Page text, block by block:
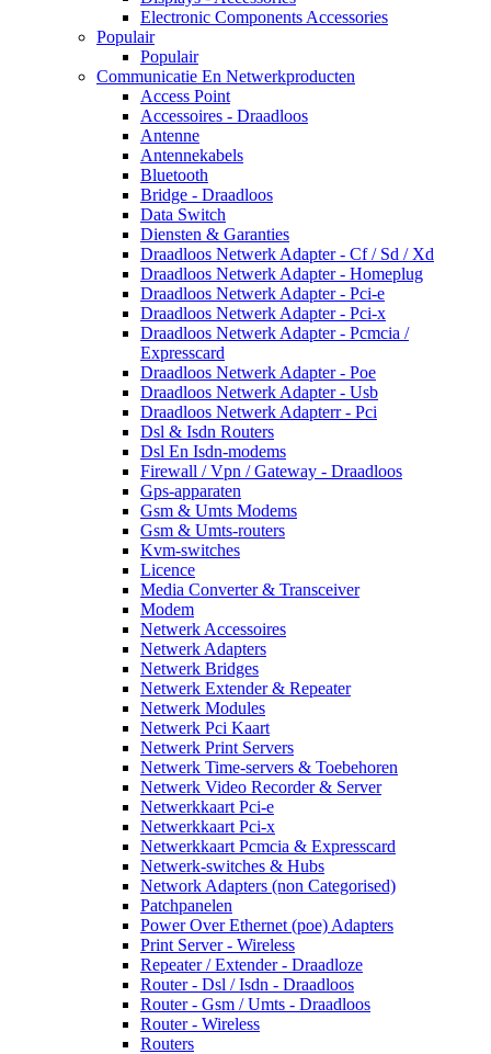
Electronic Components Accessories
Populair
Populair
Communicatie En Netwerkproducten
Access Point
Accessoires - Draadloos
Antenne
Antennekabels
Bluetooth
Bridge - Draadloos
Data Switch
Diensten & Garanties
Draadloos Netwerk Adapter - Cf / Sd / Xd
Draadloos Netwerk Adapter - Homeplug
Draadloos Netwerk Adapter - Pci-e
Draadloos Netwerk Adapter - Pci-x
Draadloos Netwerk Adapter - Pcmcia /
Expresscard
Draadloos Netwerk Adapter - Poe
Draadloos Netwerk Adapter - Usb
Draadloos Netwerk Adapterr - Pci
Dsl & Isdn Routers
Dsl En Isdn-modems
Firewall / Vpn / Gateway - Draadloos
Gps-apparaten
Gsm & Umts Modems
Gsm & Umts-routers
Kvm-switches
Licence
Media Converter & Transceiver
Modem
Netwerk Accessoires
Netwerk Adapters
Netwerk Bridges
Netwerk Extender & Repeater
Netwerk Modules
Netwerk Pci Kaart
Netwerk Print Servers
Netwerk Time-servers & Toebehoren
Netwerk Video Recorder & Server
Netwerkkaart Pci-e
Netwerkkaart Pci-x
Netwerkkaart Pcmcia & Expresscard
Netwerk-switches & Hubs
Network Adapters (non Categorised)
Patchpanelen
Power Over Ethernet (poe) Adapters
Print Server - Wireless
Repeater / Extender - Draadloze
Router - Dsl / Isdn - Draadloos
Router - Gsm / Umts - Draadloos
Router - Wireless
Routers